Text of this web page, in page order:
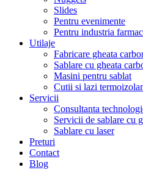
Slides
Pentru evenimente
Pentru industria
Utilaje
Fabricare gheata
Sablare cu gheata
Masini pentru sablat
Cutii si lazi
Servicii
Consultanta
Servicii de sablare cu
Sablare cu laser
Preturi
Contact
Blog